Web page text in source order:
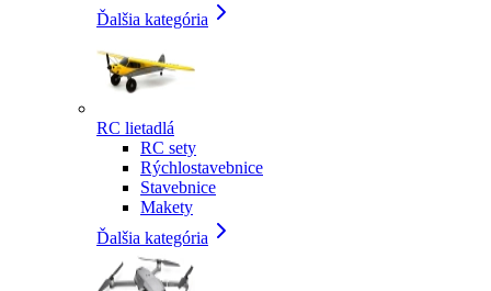
Ďalšia kategória
RC lietadlá
RC sety
Rýchlostavebnice
Stavebnice
Makety
Ďalšia kategória